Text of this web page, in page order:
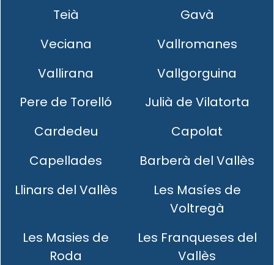
Teià
Gavà
Veciana
Vallromanes
Vallirana
Vallgorguina
Pere de Torelló
Julià de Vilatorta
Cardedeu
Capolat
Capellades
Barberà del Vallès
Llinars del Vallès
Les Masíes de
Voltregà
Les Masies de
Roda
Les Franqueses del
Vallès